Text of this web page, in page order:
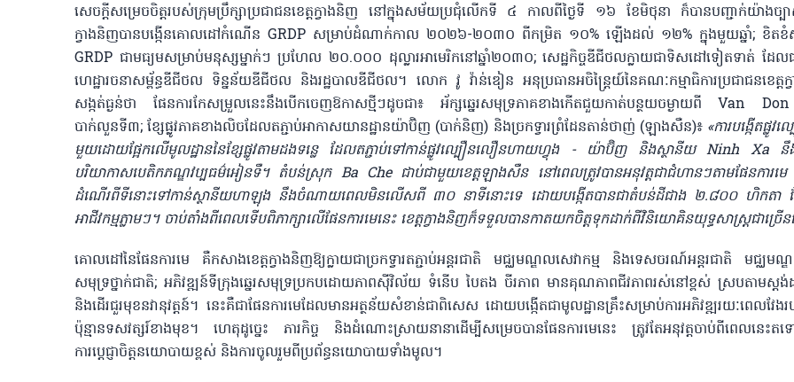
សេចក្តីសម្រេចចិត្ត​​របស់ក្រុមប្រឹក្សាប្រជាជនខេត្តក្វាងនិញ នៅក្នុងសម័យប្រជុំលើកទី ៤ កាលពីថ្ងៃទី ១៦ ខែមិថុនា ក៏បានបញ្ជាក់យ៉ាងច្ប
ក្វាងនិញ​បានបង្កើន​​គោលដៅកំណើន GRDP ​សម្រាប់ដំណាក់កាល ២០២៦-២០៣០ ពី​កម្រិត​ ១០​% ឡើង​ដល់ ១២% ក្នុងមួយឆ្នាំ; ខិត​ខំ
GRDP ជាមធ្យម​សម្រាប់មនុស្សម្នាក់ៗ ប្រហែល ២០.០០០ ដុល្លារអាមេរិកនៅ​ឆ្នាំ២០៣០; សេដ្ឋកិច្ចឌីជីថល​ក្លាយជាទិសដៅ​ទៀតទាត់​ ដែលផ្ស
ហេដ្ឋារចនាសម្ព័ន្ធឌីជីថល ទិន្នន័យឌីជីថល និងរដ្ឋបាលឌីជីថល​។ ​លោក វូ វ៉ាន់ឌៀន​ អនុប្រធាន​អចិន្ត្រៃយ៍នៃគណៈកម្មាធិការប្រជាជនខេត្តក្
សង្កត់ធ្ងន់ថា ផែនការកែសម្រួលនេះនឹងបើកចេញ​ឱកាសថ្មីៗដូចជា៖ អ័ក្ស​ឆ្នេរសមុទ្រភាគខាងកើតជួយ​កាត់បន្ថយចម្ងាយពី Van
បាក់លួនទី៣; ខ្សែ​ផ្លូវ​ភាគ​ខាងលិចដែល​តភ្ជាប់​អាកាសយានដ្ឋានយ៉ាប៊ិញ (បាក់និញ) និង​ច្រកទ្វារព្រំដែនតាន់ថាញ់ (ឡាងសឺន)៖​ «ការបង្កើតផ្លូ
មួយដោយផ្អែក​លើមូលដ្ឋាននៃខ្សែផ្លូវតាមដងទន្លេ ដែលតភ្ជាប់ទៅកាន់ផ្លូវល្បឿនលឿនហាយហ្វុង - យ៉ាប៊ិញ និងស្ថានីយ Ninh Xa នឹ
បរិយាកាសបេតិកភណ្ឌវប្បធម៌អៀនទឺ​។ តំបន់ស្រុក Ba Che ជាប់ជាមួយខេត្តឡាងសឺន នៅពេលត្រូវបានអនុវត្តជាជំហានៗតាមផែនការមេ ន
ដំណើរពីទីនោះទៅកាន់ស្ថានីយហាឡុង នឹងចំណាយពេលមិនលើសពី ៣០ នាទី​នោះទេ ដោយបង្កើត​បានជាតំបន់ដីជាង ២.៨០០ ហិកតា ដ
អាជីវកម្មភ្លាម​ៗ​។ ចាប់តាំងពី​ពេល​ទើ​បពិភាក្សាលើ​ផែនការមេនេះ ខេត្តក្វាងនិញ​ក៏​ទទួល​បាន​កាត​យក​ចិត្ត​ទុក​ដាក់​ពីវិនិយោគិនយុទ្ធសាស្ត្រជាច្រ
គោលដៅនៃផែនការមេ គឺកសាងខេត្តក្វាងនិញឱ្យក្លាយជាច្រកទ្វារតភ្ជាប់អន្តរជាតិ មជ្ឈមណ្ឌលសេវាកម្ម និងទេសចរណ៍អន្តរជាតិ មជ្ឈមណ្
សមុទ្រ​ថ្នាក់ជាតិ; អភិវឌ្ឍន៍ទីក្រុងឆ្នេរសមុទ្រប្រកបដោយភាពស៊ីវិល័យ ទំនើប បៃតង ចីរភាព មានគុណភាពជីវភាព​រស់នៅខ្ពស់ ស្របតាមស្តង់ដា
និងដើរជួរមុខនវានុវត្តន៍។ នេះគឺជាផែនការមេដែលមានអត្ថន័យសំខាន់ជាពិសេស ដោយបង្កើតជាមូលដ្ឋាន​គ្រឹះសម្រាប់ការអភិវឌ្ឍរយៈពេលវែង​រ
ប៉ុន្មានទសវត្សរ៍ខាងមុខ។ ហេតុដូច្នេះ ភារកិច្ច និងដំណោះស្រាយនានាដើម្បីសម្រេចបាន​ផែនការមេនេះ ត្រូវតែអនុវត្តចាប់ពីពេលនេះត
ការប្តេជ្ញាចិត្តនយោបាយខ្ពស់ និងការចូលរួមពីប្រព័ន្ធនយោបាយ​ទាំងមូល​។